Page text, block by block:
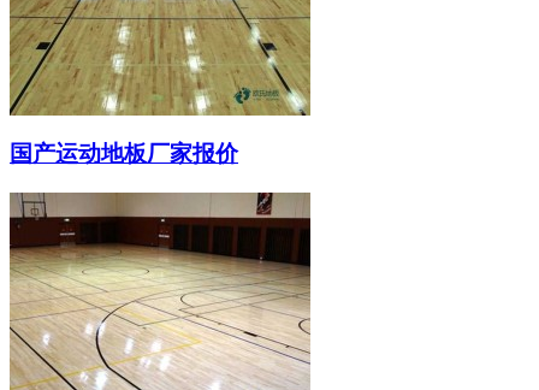
国产运动地板厂家报价